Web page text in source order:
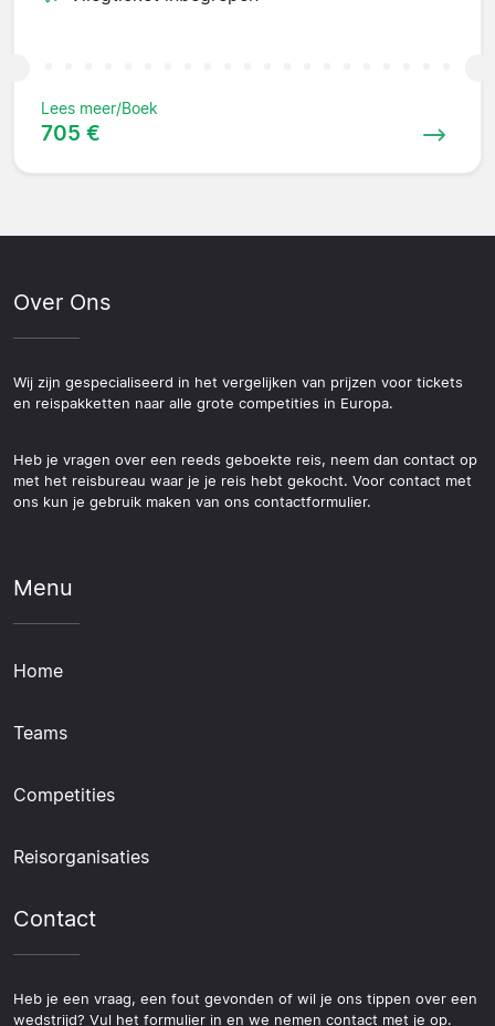
Lees meer/Boek
705 €
Over Ons
Wij zijn gespecialiseerd in het vergelijken van prijzen voor tickets
en reispakketten naar alle grote competities in Europa.
Heb je vragen over een reeds geboekte reis, neem dan contact op
met het reisbureau waar je je reis hebt gekocht. Voor contact met
ons kun je gebruik maken van ons contactformulier.
Menu
Home
Teams
Competities
Reisorganisaties
Contact
Heb je een vraag, een fout gevonden of wil je ons tippen over een
wedstrijd? Vul het formulier in en we nemen contact met je op.